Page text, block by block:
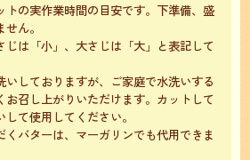
トの実作業時間の目安です。下準備、盛
ん。
じは「小」、大さじは「大」と表記して
いしておりますが、ご家庭で水洗いする
お召し上がりいただけます。カットして
て使用してください。
くバターは、マーガリンでも代用できま